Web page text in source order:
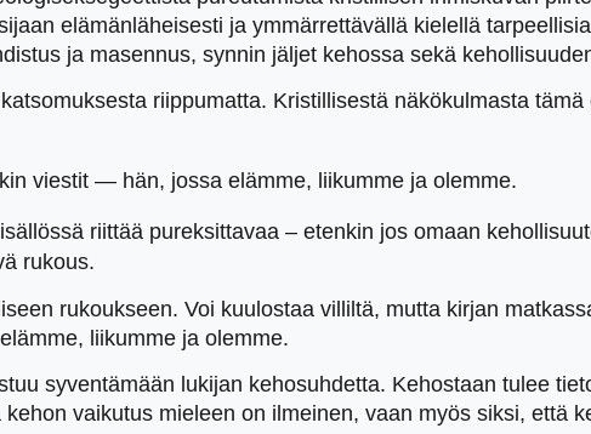
elämänläheisesti ja ymmärrettävällä kielellä
ja masennus, synnin jäljet kehossa sekä
riippumatta. Kristillisestä näkökulmasta
viestit — hän, jossa elämme, liikumme ja olemme.
riittää pureksittavaa – etenkin jos omaan
rukous.
rukoukseen. Voi kuulostaa villiltä, mutta kirjan
liikumme ja olemme.
syventämään lukijan kehosuhdetta. Kehostaan tulee
vaikutus mieleen on ilmeinen, vaan myös siksi, että